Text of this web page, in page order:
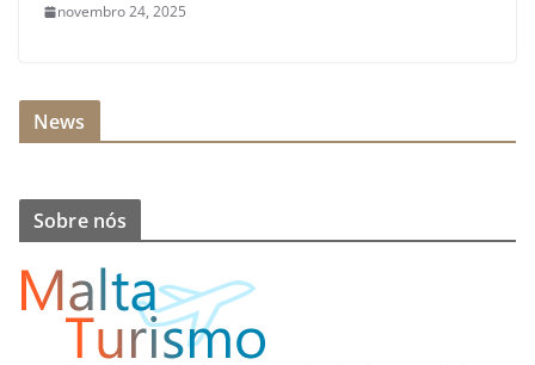
novembro 24, 2025
News
Sobre nós